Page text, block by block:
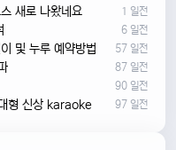
새로 나왔네요 1 일전
6 일전
및 누루 예약방법 57 일전
87 일전
90 일전
형 신상 karaoke 97 일전